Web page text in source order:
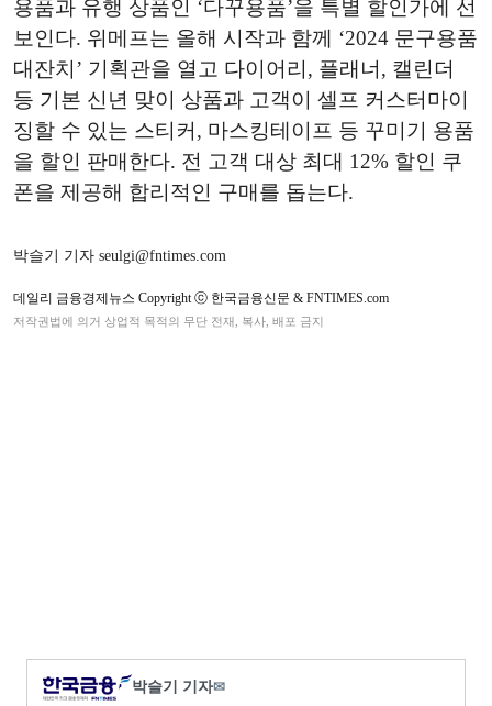
용품과 유행 상품인 ‘다꾸용품’을 특별 할인가에 선
보인다. 위메프는 올해 시작과 함께 ‘2024 문구용품
대잔치’ 기획관을 열고 다이어리, 플래너, 캘린더
등 기본 신년 맞이 상품과 고객이 셀프 커스터마이
징할 수 있는 스티커, 마스킹테이프 등 꾸미기 용품
을 할인 판매한다. 전 고객 대상 최대 12% 할인 쿠
폰을 제공해 합리적인 구매를 돕는다.
박슬기 기자 seulgi@fntimes.com
데일리 금융경제뉴스 Copyright ⓒ 한국금융신문 & FNTIMES.com
저작권법에 의거 상업적 목적의 무단 전재, 복사, 배포 금지
박슬기 기자✉